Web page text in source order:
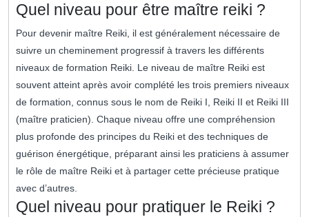
Quel niveau pour être maître reiki ?
Pour devenir maître Reiki, il est généralement nécessaire de
suivre un cheminement progressif à travers les différents
niveaux de formation Reiki. Le niveau de maître Reiki est
souvent atteint après avoir complété les trois premiers niveaux
de formation, connus sous le nom de Reiki I, Reiki II et Reiki III
(maître praticien). Chaque niveau offre une compréhension
plus profonde des principes du Reiki et des techniques de
guérison énergétique, préparant ainsi les praticiens à assumer
le rôle de maître Reiki et à partager cette précieuse pratique
avec d’autres.
Quel niveau pour pratiquer le Reiki ?